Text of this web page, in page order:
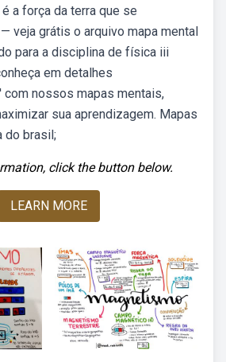
a força da terra que se
veja grátis o arquivo mapa mental
para a disciplina de física iii
em detalhes
nossos mapas mentais,
sua aprendizagem. Mapas
do brasil;
click the button below.
LEARN MORE